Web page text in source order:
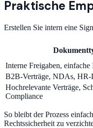
Praktische
Erstellen Sie intern eine
Interne Freigaben, einfache
B2B-Verträge, NDAs, HR-
Hochrelevante Verträge,
Compliance
So bleibt der Prozess
Rechtssicherheit zu